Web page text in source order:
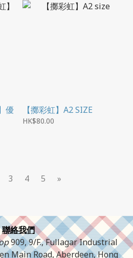
優
【擲彩虹】A2 SIZE
HK$80.00
3 4 5 »
聯絡我們
909, 9/F., Fullagar Industrial
Main Road, Aberdeen, Hong